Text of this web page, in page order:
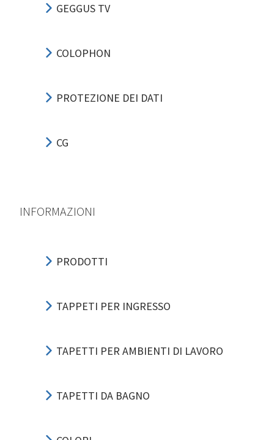
GEGGUS TV
COLOPHON
PROTEZIONE DEI DATI
CG
INFORMAZIONI
PRODOTTI
TAPPETI PER INGRESSO
TAPETTI PER AMBIENTI DI LAVORO
TAPETTI DA BAGNO